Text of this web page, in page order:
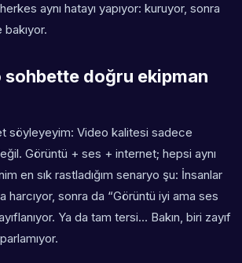
aynı hatayı yapıyor: kuruyor, sonra
sohbette doğru ekipman
söyleyeyim: Video kalitesi sadece
Görüntü + ses + internet; hepsi aynı
en sık rastladığım senaryo şu: İnsanlar
harcıyor, sonra da “Görüntü iyi ama ses
Ya da tam tersi… Bakın, biri zayıf